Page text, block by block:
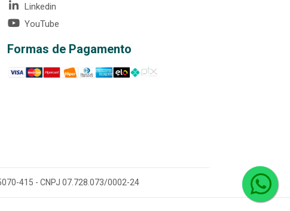
Linkedin
YouTube
Formas de Pagamento
415 - CNPJ 07.728.073/0002-24